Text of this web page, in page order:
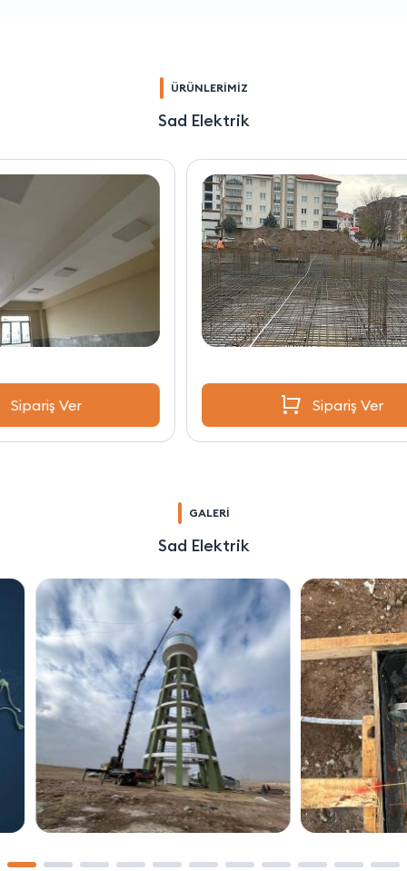
ÜRÜNLERİMİZ
Sad Elektrik
GALERİ
Sad Elektrik